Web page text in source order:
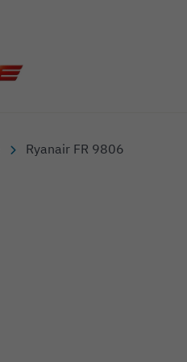
Ryanair FR 9806